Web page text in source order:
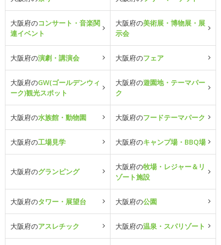
大阪府のコンサート・音楽関
連イベント
大阪府の美術展・博物展・展
示会
大阪府の演劇・講演会 大阪府のフェア
大阪府のGW(ゴールデンウィ
ーク)観光スポット
大阪府の遊園地・テーマパー
ク
大阪府の水族館・動物園 大阪府のフードテーマパーク
大阪府の工場見学 大阪府のキャンプ場・BBQ場
大阪府のグランピング
大阪府の牧場・レジャー＆リ
ゾート施設
大阪府のタワー・展望台 大阪府の公園
大阪府のアスレチック 大阪府の温泉・スパリゾート